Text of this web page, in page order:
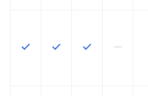
لا تتوفّر هذه الميزة لرمز التخزين
horizontal_rule تتوفّر هذه الميزة لرمز
check تتوفّر هذه الميزة
check تتوفّر
check